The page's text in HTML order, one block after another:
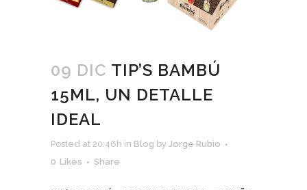
09 DIC TIP’S BAMBÚ
15ML, UN DETALLE
IDEAL
Posted at 20:46h in Blog by Jorge Rubio
0 Likes Share